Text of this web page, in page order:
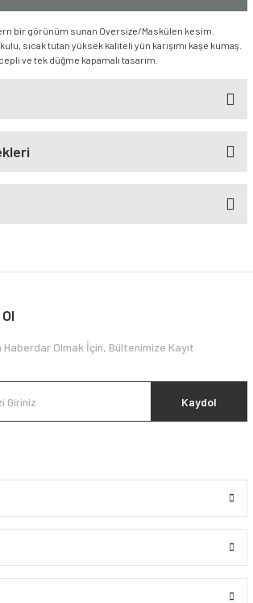
bir görünüm sunan Oversize/Maskülen kesim.
sıcak tutan yüksek kaliteli yün karışımı kaşe kumaş.
ve tek düğme kapamalı tasarım.
Haberdar Olmak İçin, Bültenimize Kayıt
Kaydol